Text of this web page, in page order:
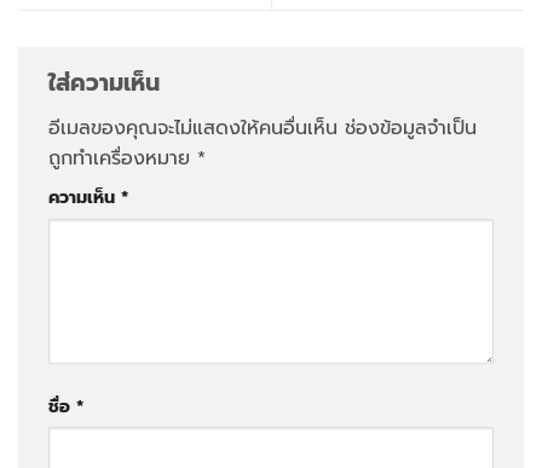
ใส่ความเห็น
อีเมลของคุณจะไม่แสดงให้คนอื่นเห็น ช่องข้อมูลจำเป็น
ถูกทำเครื่องหมาย *
ความเห็น *
ชื่อ *